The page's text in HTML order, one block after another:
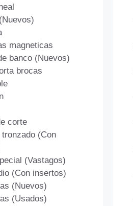
magneticas
banco (Nuevos)
brocas
corte
(Con
(Vastagos)
(Con insertos)
(Nuevos)
(Usados)